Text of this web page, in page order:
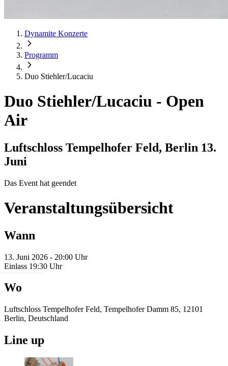
Dynamite Konzerte
Programm
Duo Stiehler/Lucaciu
Duo Stiehler/Lucaciu - Open
Air
Luftschloss Tempelhofer Feld, Berlin 13.
Juni
Das Event hat geendet
Veranstaltungsübersicht
Wann
13. Juni 2026 - 20:00 Uhr
Einlass 19:30 Uhr
Wo
Luftschloss Tempelhofer Feld, Tempelhofer Damm 85, 12101
Berlin, Deutschland
Line up